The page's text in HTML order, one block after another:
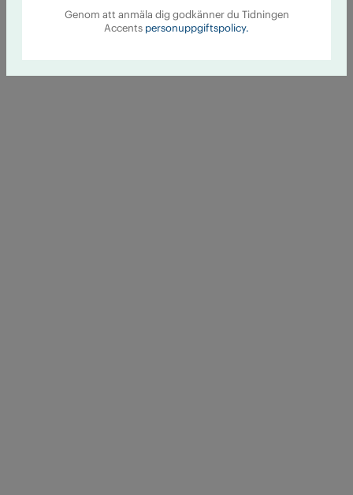
Genom att anmäla dig godkänner du Tidningen
Accents personuppgiftspolicy.